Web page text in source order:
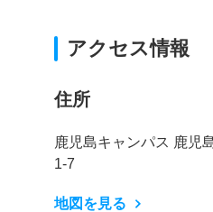
アクセス情報
住所
鹿児島キャンパス 鹿児
1-7
地図を見る